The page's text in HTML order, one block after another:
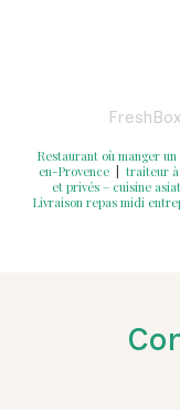
Restaurant où manger
en-Provence
traiteur à
et privés – cuisine
Livraison repas midi